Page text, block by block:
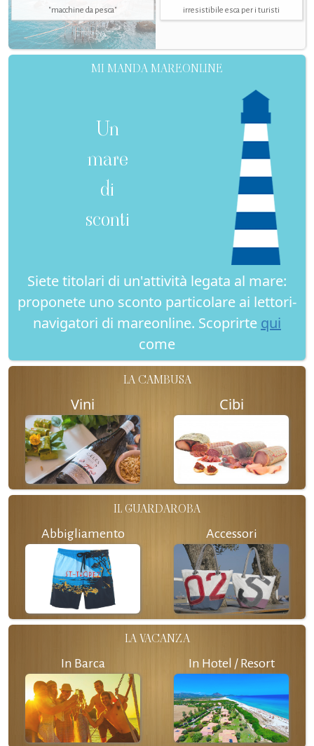
"macchine da pesca"
irresistibile esca per i turisti
MI MANDA MAREONLINE
Un
mare
di
sconti
Siete titolari di un'attività legata al mare:
proponete uno sconto particolare ai lettori-
navigatori di mareonline. Scoprirte qui
come
LA CAMBUSA
Vini Cibi
IL GUARDAROBA
Abbigliamento Accessori
LA VACANZA
In Barca In Hotel / Resort